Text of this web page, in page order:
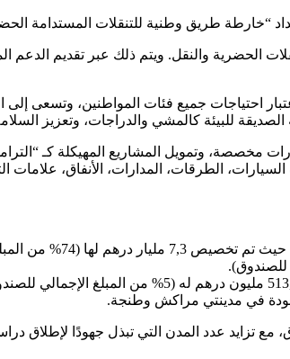
“خارطة طريق وطنية للتنقلات المستدامة
الحضرية والنقل. ويتم ذلك عبر تقديم الدعم
احتياجات جميع فئات المواطنين، وتسعى إلى
للبيئة كالمشي والدراجات، وتعزيز
مخصصة، وتمويل المشاريع المهيكلة كـ
السيارات، الطرقات، المدارات، الأنفاق،
في مدينتي مراكش وطنجة.